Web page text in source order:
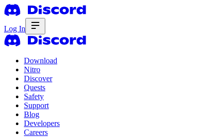
Log In
Download
Nitro
Discover
Quests
Safety
Support
Blog
Developers
Careers